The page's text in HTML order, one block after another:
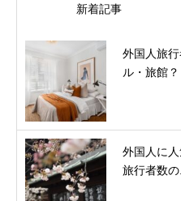
新着記事
外国人旅
ル・旅館
外国人に
旅行者数の